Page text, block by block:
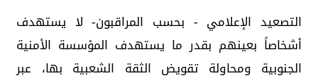
التصعيد الإعلامي - بحسب المراقبون- لا يستهدف
أشخاصاً بعينهم بقدر ما يستهدف المؤسسة الأمنية
الجنوبية ومحاولة تقويض الثقة الشعبية بها، عبر